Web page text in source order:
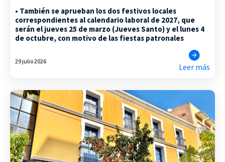
• También se aprueban los dos festivos locales
correspondientes al calendario laboral de 2027, que
serán el jueves 25 de marzo (Jueves Santo) y el lunes 4
de octubre, con motivo de las fiestas patronales
29 julio 2026
Leer más